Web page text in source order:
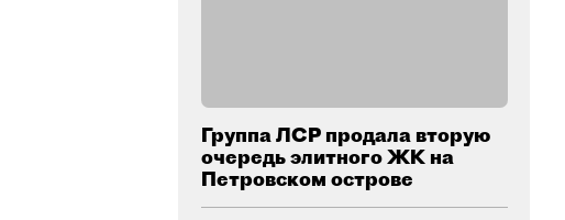
Группа ЛСР продала вторую
очередь элитного ЖК на
Петровском острове